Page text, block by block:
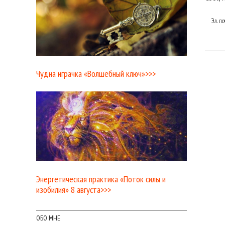
Эл.
Чудна играчка «Волшебный ключ»>>>
Энергетическая практика «Поток силы и
изобилия» 8 августа>>>
ОБО МНЕ